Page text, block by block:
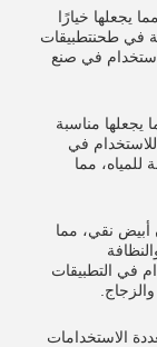
يجعلها خيارًا
في طحنتطبيقات
في صنع
يجعلها مناسبة
للاستخدام في
للمياه، مما
أبيض نقي، مما
في التطبيقات
الاستخدامات